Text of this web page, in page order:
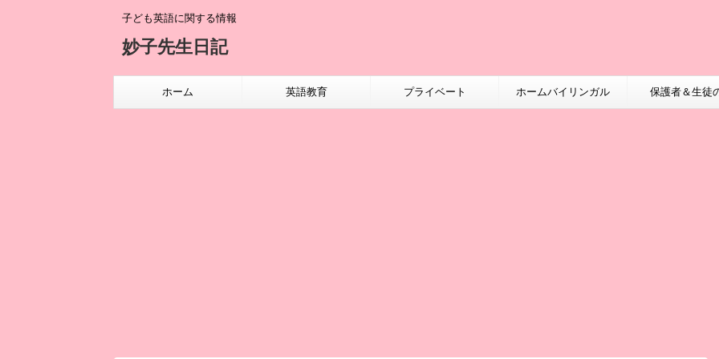
子ども英語に関する情報
妙子先生日記
ホーム 英語教育 プライベート ホームバイリンガル 保護者＆生徒